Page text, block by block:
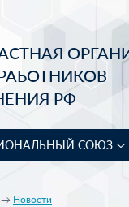
РФ
СОЮЗ
→ Новости